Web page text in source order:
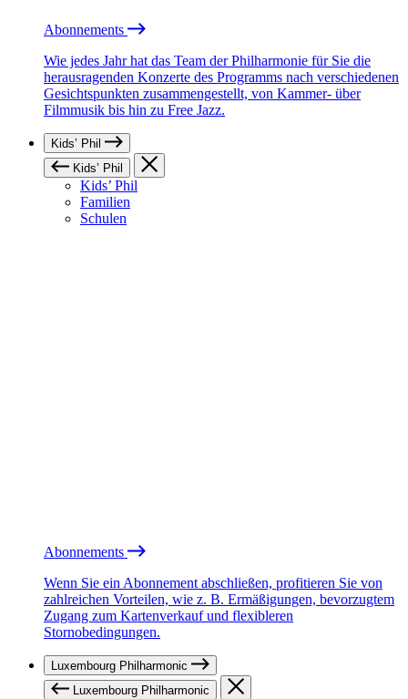
Abonnements
Wie jedes Jahr hat das Team der Philharmonie für Sie die
herausragenden Konzerte des Programms nach verschiedenen
Gesichtspunkten zusammengestellt, von Kammer- über
Filmmusik bis hin zu Free Jazz.
Kids’ Phil
Kids’ Phil
Kids’ Phil
Familien
Schulen
Abonnements
Wenn Sie ein Abonnement abschließen, profitieren Sie von
zahlreichen Vorteilen, wie z. B. Ermäßigungen, bevorzugtem
Zugang zum Kartenverkauf und flexibleren
Stornobedingungen.
Luxembourg Philharmonic
Luxembourg Philharmonic